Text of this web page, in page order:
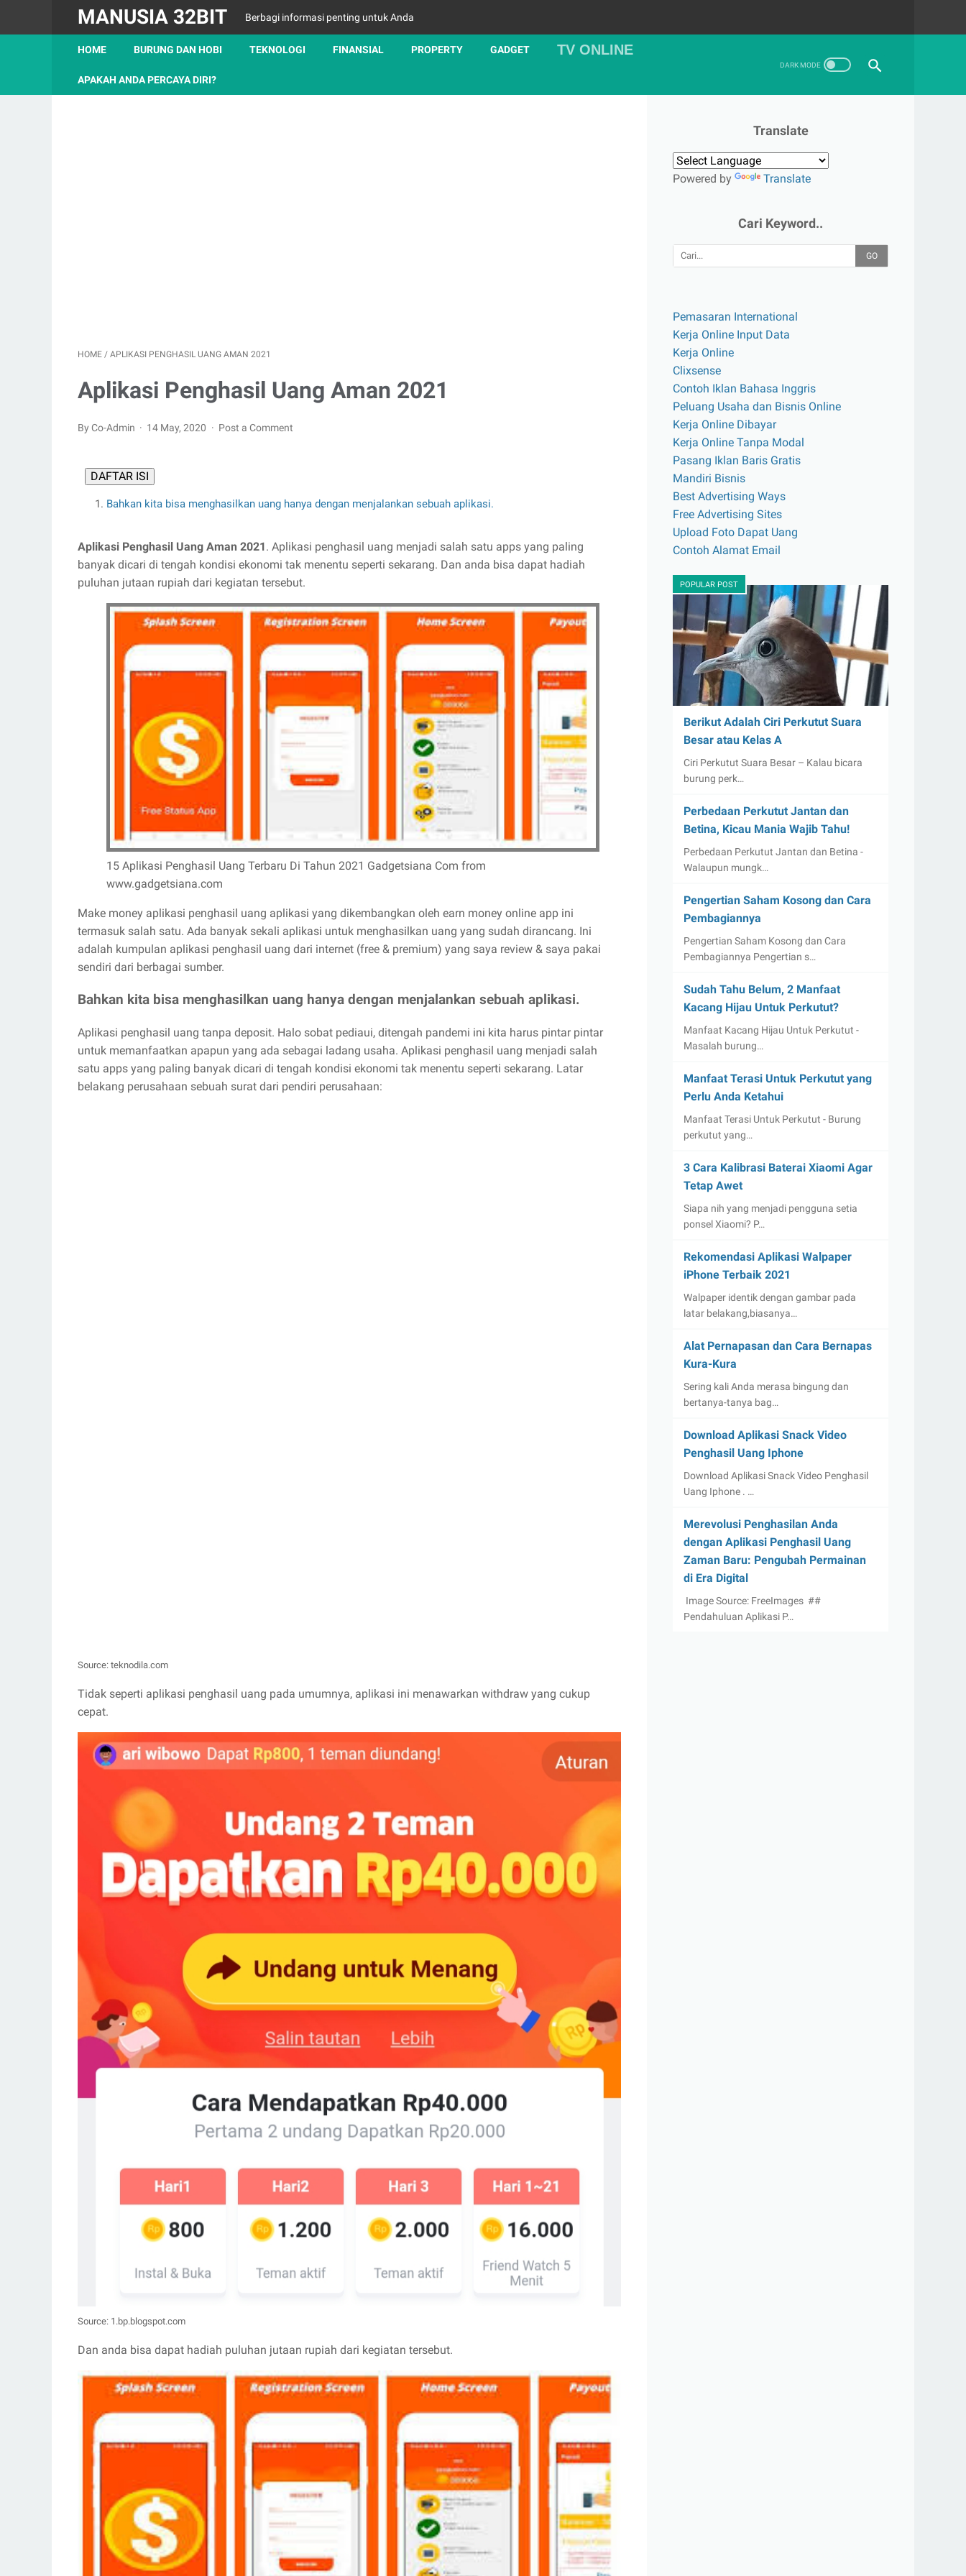
MANUSIA 32BIT Berbagi informasi penting untuk Anda
HOME BURUNG DAN HOBI TEKNOLOGI FINANSIAL PROPERTY GADGET TV ONLINE
APAKAH ANDA PERCAYA DIRI?
HOME / APLIKASI PENGHASIL UANG AMAN 2021
Aplikasi Penghasil Uang Aman 2021
By Co-Admin 14 May, 2020 Post a Comment
DAFTAR ISI
Bahkan kita bisa menghasilkan uang hanya dengan menjalankan sebuah aplikasi.
Aplikasi Penghasil Uang Aman 2021. Aplikasi penghasil uang menjadi salah satu apps yang paling
banyak dicari di tengah kondisi ekonomi tak menentu seperti sekarang. Dan anda bisa dapat hadiah
puluhan jutaan rupiah dari kegiatan tersebut.
15 Aplikasi Penghasil Uang Terbaru Di Tahun 2021 Gadgetsiana Com from
www.gadgetsiana.com
Make money aplikasi penghasil uang aplikasi yang dikembangkan oleh earn money online app ini
termasuk salah satu. Ada banyak sekali aplikasi untuk menghasilkan uang yang sudah dirancang. Ini
adalah kumpulan aplikasi penghasil uang dari internet (free & premium) yang saya review & saya pakai
sendiri dari berbagai sumber.
Bahkan kita bisa menghasilkan uang hanya dengan menjalankan sebuah aplikasi.
Aplikasi penghasil uang tanpa deposit. Halo sobat pediaui, ditengah pandemi ini kita harus pintar pintar
untuk memanfaatkan apapun yang ada sebagai ladang usaha. Aplikasi penghasil uang menjadi salah
satu apps yang paling banyak dicari di tengah kondisi ekonomi tak menentu seperti sekarang. Latar
belakang perusahaan sebuah surat dari pendiri perusahaan:
Source: teknodila.com
Tidak seperti aplikasi penghasil uang pada umumnya, aplikasi ini menawarkan withdraw yang cukup
cepat.
Source: 1.bp.blogspot.com
Dan anda bisa dapat hadiah puluhan jutaan rupiah dari kegiatan tersebut.
Translate
Powered by Translate
Cari Keyword..
GO
Pemasaran International
Kerja Online Input Data
Kerja Online
Clixsense
Contoh Iklan Bahasa Inggris
Peluang Usaha dan Bisnis Online
Kerja Online Dibayar
Kerja Online Tanpa Modal
Pasang Iklan Baris Gratis
Mandiri Bisnis
Best Advertising Ways
Free Advertising Sites
Upload Foto Dapat Uang
Contoh Alamat Email
POPULAR POST
Berikut Adalah Ciri Perkutut Suara
Besar atau Kelas A
Ciri Perkutut Suara Besar – Kalau bicara
burung perk…
Perbedaan Perkutut Jantan dan
Betina, Kicau Mania Wajib Tahu!
Perbedaan Perkutut Jantan dan Betina -
Walaupun mungk…
Pengertian Saham Kosong dan Cara
Pembagiannya
Pengertian Saham Kosong dan Cara
Pembagiannya Pengertian s…
Sudah Tahu Belum, 2 Manfaat
Kacang Hijau Untuk Perkutut?
Manfaat Kacang Hijau Untuk Perkutut -
Masalah burung…
Manfaat Terasi Untuk Perkutut yang
Perlu Anda Ketahui
Manfaat Terasi Untuk Perkutut - Burung
perkutut yang…
3 Cara Kalibrasi Baterai Xiaomi Agar
Tetap Awet
Siapa nih yang menjadi pengguna setia
ponsel Xiaomi? P…
Rekomendasi Aplikasi Walpaper
iPhone Terbaik 2021
Walpaper identik dengan gambar pada
latar belakang,biasanya…
Alat Pernapasan dan Cara Bernapas
Kura-Kura
Sering kali Anda merasa bingung dan
bertanya-tanya bag…
Download Aplikasi Snack Video
Penghasil Uang Iphone
Download Aplikasi Snack Video Penghasil
Uang Iphone . …
Merevolusi Penghasilan Anda
dengan Aplikasi Penghasil Uang
Zaman Baru: Pengubah Permainan
di Era Digital
‍ Image Source: FreeImages ‍ ##
Pendahuluan Aplikasi P…